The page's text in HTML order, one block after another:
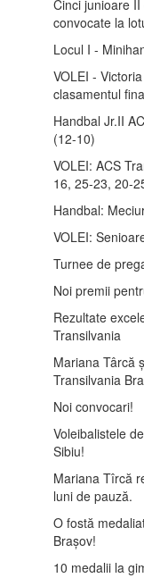
Cinci junioare
convocate la
Locul I -
VOLEI -
clasamentul
Handbal Jr.II
(12-10)
VOLEI: ACS
16, 25-23, 20-
Handbal:
VOLEI:
Turnee de
Noi premii
Rezultate
Transilvania
Mariana Târcă
Transilvania
Noi convocari!
Voleibalistele
Sibiu!
Mariana Tîrcă
luni de pauză.
O fostă
Brașov!
10 medalii la